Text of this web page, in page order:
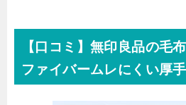
【口コミ】無印良品の毛
ファイバームレにくい厚